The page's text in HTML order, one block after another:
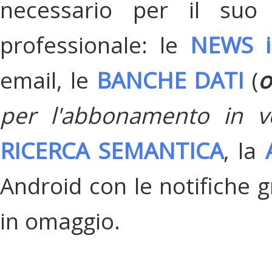
necessario per il suo
professionale: le
email, le BANCHE DATI (
per l'abbonamento in
RICERCA SEMANTICA, la
Android con le notifiche
in omaggio.